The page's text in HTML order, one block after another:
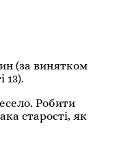
(за винятком
13).
Робити
старості, як